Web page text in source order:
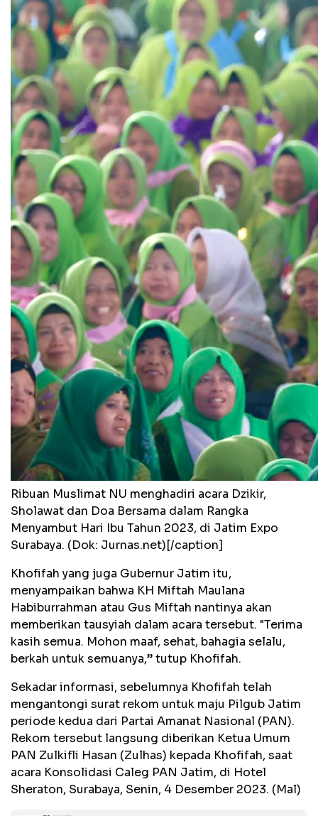
Ribuan Muslimat NU menghadiri acara Dzikir,
Sholawat dan Doa Bersama dalam Rangka
Menyambut Hari Ibu Tahun 2023, di Jatim Expo
Surabaya. (Dok: Jurnas.net)[/caption]
Khofifah yang juga Gubernur Jatim itu,
menyampaikan bahwa KH Miftah Maulana
Habiburrahman atau Gus Miftah nantinya akan
memberikan tausyiah dalam acara tersebut. "Terima
kasih semua. Mohon maaf, sehat, bahagia selalu,
berkah untuk semuanya,” tutup Khofifah.
Sekadar informasi, sebelumnya Khofifah telah
mengantongi surat rekom untuk maju Pilgub Jatim
periode kedua dari Partai Amanat Nasional (PAN).
Rekom tersebut langsung diberikan Ketua Umum
PAN Zulkifli Hasan (Zulhas) kepada Khofifah, saat
acara Konsolidasi Caleg PAN Jatim, di Hotel
Sheraton, Surabaya, Senin, 4 Desember 2023. (Mal)